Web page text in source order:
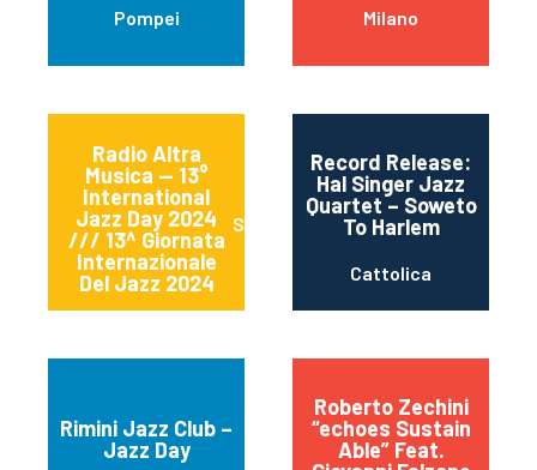
Pompei Milano
Radio Altra
Musica — 13°
International
Jazz Day 2024
/// 13^ Giornata
Internazionale
Del Jazz 2024
Sessa Aurunca
Record Release:
Hal Singer Jazz
Quartet – Soweto
To Harlem
Cattolica
Rimini Jazz Club –
Jazz Day
Roberto Zechini
“echoes Sustain
Able” Feat.